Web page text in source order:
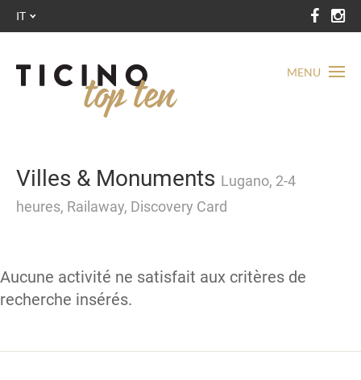
MENU
IT
Villes & Monuments Lugano, 2-4
heures, Railaway, Discovery Card
Aucune activité ne satisfait aux critères de
recherche insérés.